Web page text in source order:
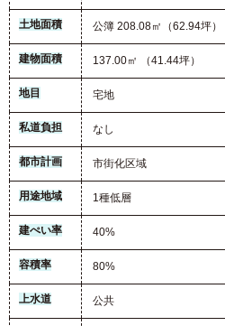
土地面積 公簿 208.08㎡（62.94坪）
建物面積 137.00㎡ （41.44坪）
地目 宅地
私道負担 なし
都市計画 市街化区域
用途地域 1種低層
建ぺい率 40%
容積率 80%
上水道 公共